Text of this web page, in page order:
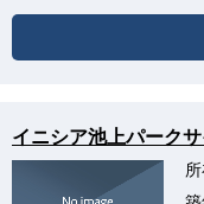
イニシア池上パーク